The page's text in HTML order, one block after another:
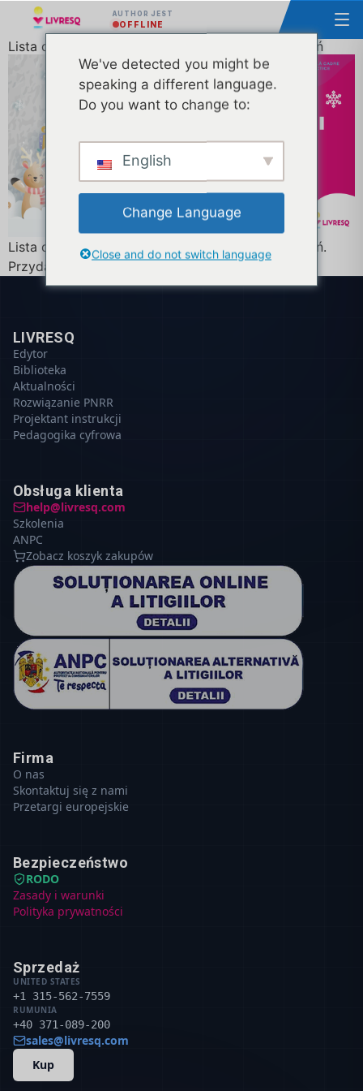
AUTHOR JEST
OFFLINE
Lista darmowych interaktywnych lekcji na grudzień
Lista darmowych interaktywnych lekcji na grudzień.
Przydatne dla nauczycieli.
LIVRESQ
Edytor
Biblioteka
Aktualności
Rozwiązanie PNRR
Projektant instrukcji
Pedagogika cyfrowa
Obsługa klienta
help@livresq.com
Szkolenia
ANPC
Zobacz koszyk zakupów
Firma
O nas
Skontaktuj się z nami
Przetargi europejskie
Bezpieczeństwo
RODO
Zasady i warunki
Polityka prywatności
Sprzedaż
UNITED STATES
+1 315-562-7559
RUMUNIA
+40 371-089-200
sales@livresq.com
Kup
We've detected you might be
speaking a different language.
Do you want to change to:
English
Change Language
Close and do not switch language